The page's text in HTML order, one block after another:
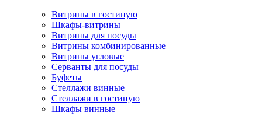
Витрины в гостиную
Шкафы-витрины
Витрины для посуды
Витрины комбинированные
Витрины угловые
Серванты для посуды
Буфеты
Стеллажи винные
Стеллажи в гостиную
Шкафы винные